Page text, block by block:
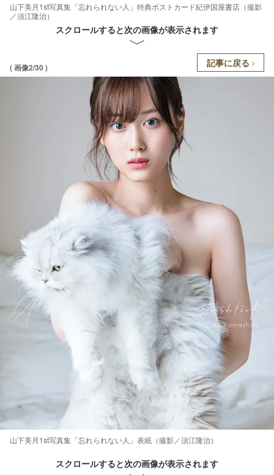
山下美月1st写真集「忘れられない人」特典ポストカード紀伊国屋書店（撮影
／須江隆治）
スクロールすると次の画像が表示されます
( 画像2/30 ) 記事に戻る
山下美月1st写真集「忘れられない人」表紙（撮影／須江隆治）
スクロールすると次の画像が表示されます